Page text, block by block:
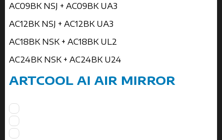
AC09BK NSJ + AC09BK UA3
AC12BK NSJ + AC12BK UA3
AC18BK NSK + AC18BK UL2
AC24BK NSK + AC24BK U24
ARTCOOL AI AIR MIRROR